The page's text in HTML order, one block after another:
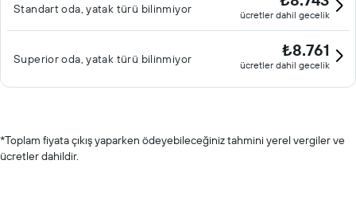
Standart oda, yatak türü bilinmiyor ücretler dahil gecelik
Superior oda, yatak türü bilinmiyor ₺8.761
ücretler dahil gecelik
*Toplam fiyata çıkış yaparken ödeyebileceğiniz tahmini yerel vergiler ve
ücretler dahildir.